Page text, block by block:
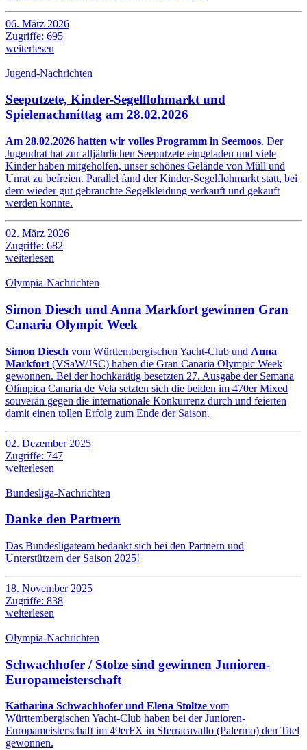
06. März 2026
Zugriffe: 695
weiterlesen
Jugend-Nachrichten
Seeputzete, Kinder-Segelflohmarkt und
Spielenachmittag am 28.02.2026
Am 28.02.2026 hatten wir volles Programm in Seemoos. Der
Jugendrat hat zur alljährlichen Seeputzete eingeladen und viele
Kinder haben mitgeholfen, unser schönes Gelände von Müll und
Unrat zu befreien. Parallel fand der Kinder-Segelflohmarkt statt, bei
dem wieder gut gebrauchte Segelkleidung verkauft und gekauft
werden konnte.
02. März 2026
Zugriffe: 682
weiterlesen
Olympia-Nachrichten
Simon Diesch und Anna Markfort gewinnen Gran
Canaria Olympic Week
Simon Diesch vom Württembergischen Yacht-Club und Anna
Markfort (VSaW/JSC) haben die Gran Canaria Olympic Week
gewonnen. Bei der hochkarätig besetzten 27. Ausgabe der Semana
Olímpica Canaria de Vela setzten sich die beiden im 470er Mixed
souverän gegen die internationale Konkurrenz durch und feierten
damit einen tollen Erfolg zum Ende der Saison.
02. Dezember 2025
Zugriffe: 747
weiterlesen
Bundesliga-Nachrichten
Danke den Partnern
Das Bundesligateam bedankt sich bei den Partnern und
Unterstützern der Saison 2025!
18. November 2025
Zugriffe: 838
weiterlesen
Olympia-Nachrichten
Schwachhofer / Stolze sind gewinnen Junioren-
Europameisterschaft
Katharina Schwachhofer und Elena Stoltze vom
Württembergischen Yacht-Club haben bei der Junioren-
Europameisterschaft im 49erFX in Sferracavallo (Palermo) den Titel
gewonnen.